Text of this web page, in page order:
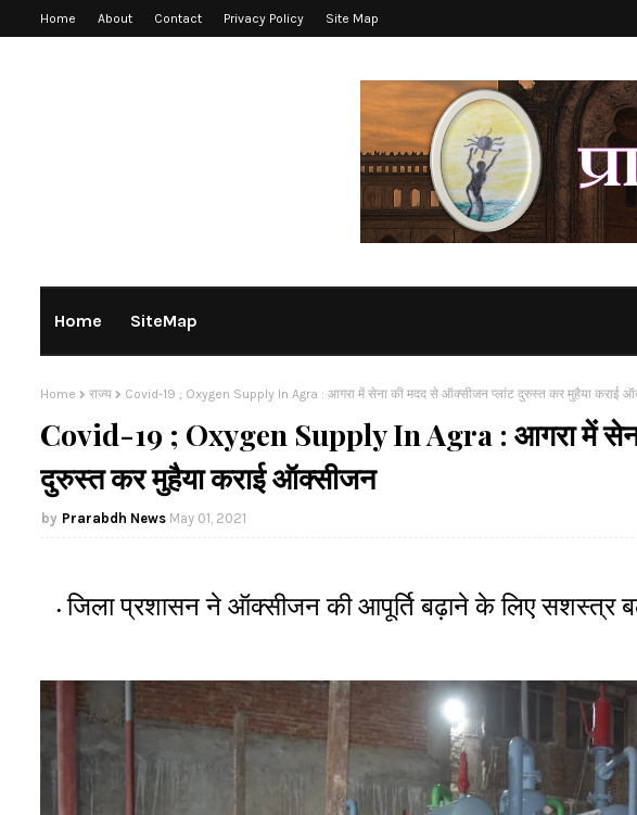
Home About Contact Privacy Policy Site Map
Home SiteMap
Home राज्य Covid-19 ; Oxygen Supply In Agra : आगरा में सेना की मदद से ऑक्सीजन प्लांट दुरुस्त कर मुहैया कराई
Covid-19 ; Oxygen Supply In Agra : आगरा में
दुरुस्त कर मुहैया कराई ऑक्सीजन
Prarabdh News May 01, 2021
जिला प्रशासन ने ऑक्सीजन की आपूर्ति बढ़ाने के लिए सशस्त्र